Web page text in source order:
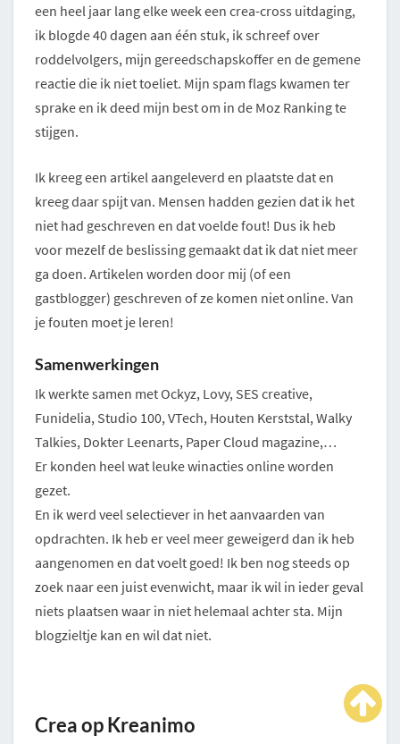
een heel jaar lang elke week een crea-cross uitdaging,
ik blogde 40 dagen aan één stuk, ik schreef over
roddelvolgers, mijn gereedschapskoffer en de gemene
reactie die ik niet toeliet. Mijn spam flags kwamen ter
sprake en ik deed mijn best om in de Moz Ranking te
stijgen.
Ik kreeg een artikel aangeleverd en plaatste dat en
kreeg daar spijt van. Mensen hadden gezien dat ik het
niet had geschreven en dat voelde fout! Dus ik heb
voor mezelf de beslissing gemaakt dat ik dat niet meer
ga doen. Artikelen worden door mij (of een
gastblogger) geschreven of ze komen niet online. Van
je fouten moet je leren!
Samenwerkingen
Ik werkte samen met Ockyz, Lovy, SES creative,
Funidelia, Studio 100, VTech, Houten Kerststal, Walky
Talkies, Dokter Leenarts, Paper Cloud magazine,…
Er konden heel wat leuke winacties online worden
gezet.
En ik werd veel selectiever in het aanvaarden van
opdrachten. Ik heb er veel meer geweigerd dan ik heb
aangenomen en dat voelt goed! Ik ben nog steeds op
zoek naar een juist evenwicht, maar ik wil in ieder geval
niets plaatsen waar in niet helemaal achter sta. Mijn
blogzieltje kan en wil dat niet.
Crea op Kreanimo